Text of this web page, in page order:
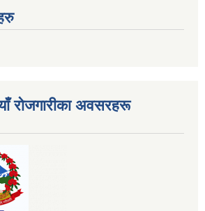
रोजगारीका अवसरहरू